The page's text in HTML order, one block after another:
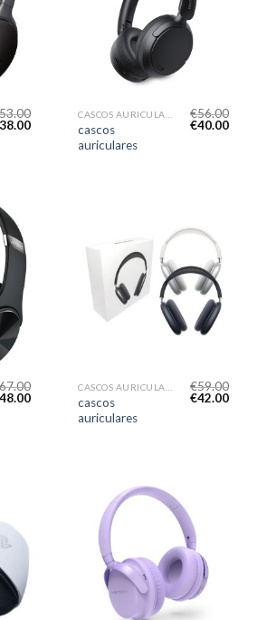
cascos
auriculares
€56.00
€40.00
cascos
auriculares
€59.00
€42.00